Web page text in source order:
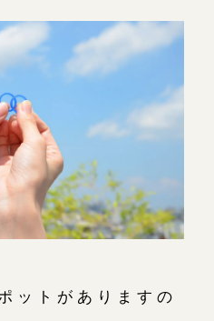
ットがありますの